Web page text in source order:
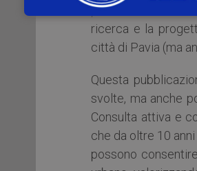
professionisti
ricerca e la
città di Pavia (ma
Questa
svolte, ma anche
Consulta attiva e
che da oltre 10
possono